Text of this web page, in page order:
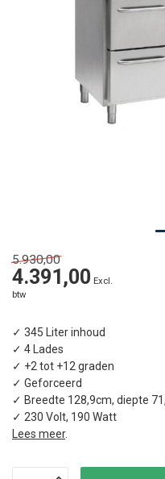
5.930,00
4.391,00 Excl.
btw
✓ 345 Liter inhoud
✓ 4 Lades
✓ +2 tot +12 graden
✓ Geforceerd
✓ Breedte 128,9cm, diepte
✓ 230 Volt, 190 Watt
Lees meer.